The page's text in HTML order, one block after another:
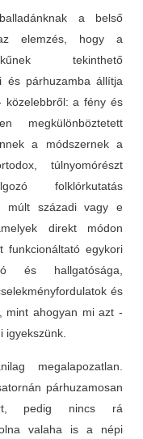
a belső
elemzés, hogy a
tekinthető
és párhuzamba állítja
közelebbről: a fény és
megkülönböztetett
a módszernek a
túlnyomórészt
folklórkutatás
múlt századi vagy e
direkt módon
funkcionáltató egykori
és hallgatósága,
és
mint ahogyan mi azt -
igyekszünk.
megalapozatlan.
párhuzamosan
pedig nincs rá
valaha is a népi